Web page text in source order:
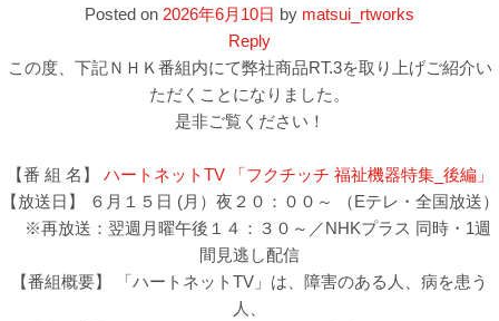
Posted on 2026年6月10日 by matsui_rtworks
Reply
この度、下記ＮＨＫ番組内にて弊社商品RT.3を取り上げご紹介い
ただくことになりました。
是非ご覧ください！
【番 組 名】 ハートネットTV 「フクチッチ 福祉機器特集_後編」
【放送日】 ６月１５日 (月）夜２０：００～ （Eテレ・全国放送）
※再放送：翌週月曜午後１４：３０～／NHKプラス 同時・1週
間見逃し配信
【番組概要】 「ハートネットTV」は、障害のある人、病を患う
人、